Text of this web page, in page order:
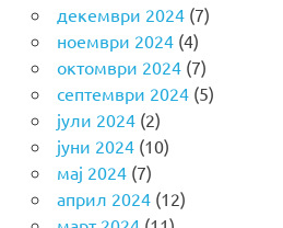
декември 2024(7)
ноември 2024(4)
октомври 2024(7)
септември 2024(5)
јули 2024(2)
јуни 2024(10)
мај 2024(7)
април 2024(12)